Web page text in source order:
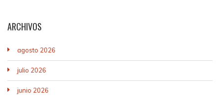
ARCHIVOS
agosto 2026
julio 2026
junio 2026